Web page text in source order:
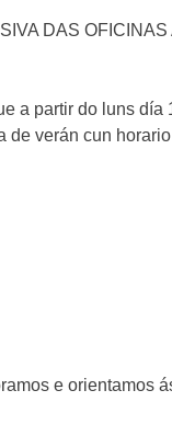
DAS
a partir do luns día
de verán cun
e orientamos